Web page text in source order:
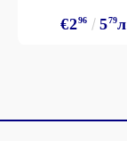
€296 579